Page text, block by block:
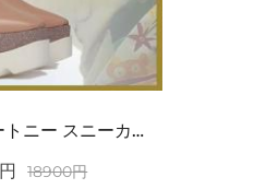
ステラマッカートニー スニーカー 偽物エリスグリッタープラットフォーム810038KP02717...
円 18900円